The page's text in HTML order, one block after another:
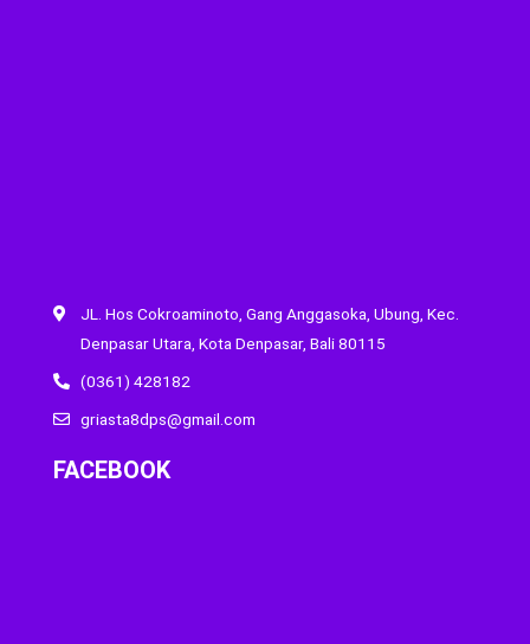
JL. Hos Cokroaminoto, Gang Anggasoka, Ubung, Kec.
Denpasar Utara, Kota Denpasar, Bali 80115
(0361) 428182
griasta8dps@gmail.com
FACEBOOK